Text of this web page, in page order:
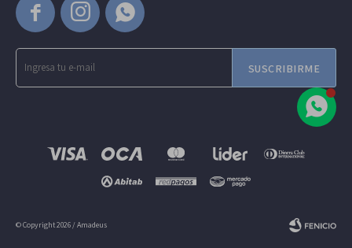
  
SUSCRIBIRME
© Copyright 2026 / Amadeus